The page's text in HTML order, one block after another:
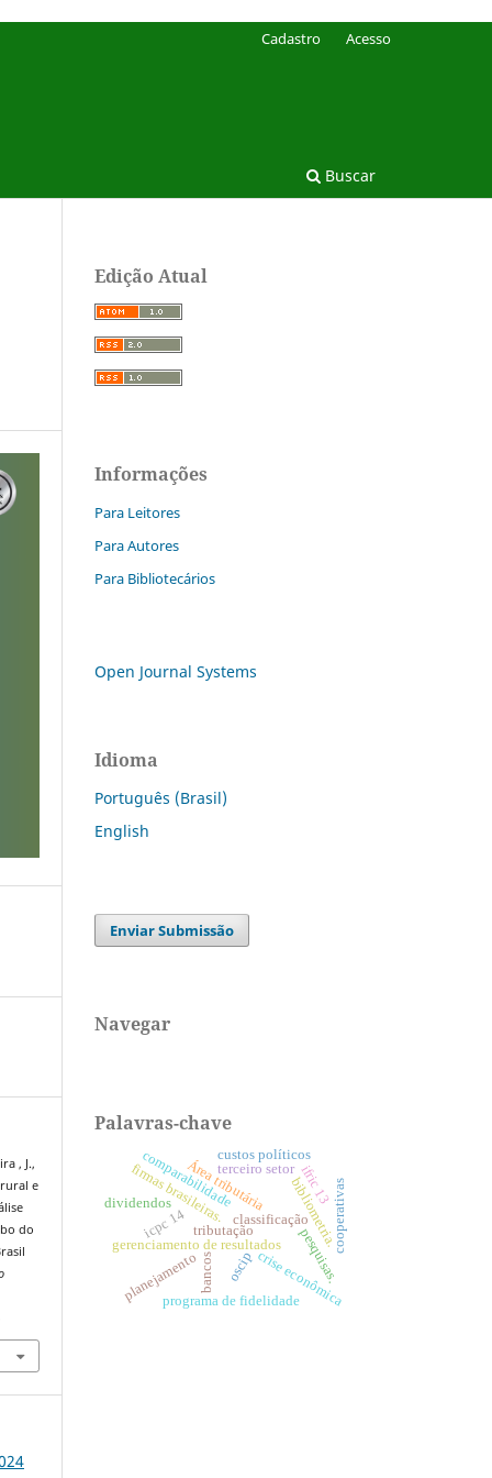
Buscar
Cadastro Acesso
, J.,
e
do
Edição Atual
Informações
Para Leitores
Para Autores
Para Bibliotecários
Open Journal Systems
Idioma
Português (Brasil)
English
Enviar Submissão
Navegar
Palavras-chave
classificação
Área tributária
tributação
gerenciamento de resultados
firmas brasileiras. bibliometria.
bancos crise econômica
pesquisas.
terceiro setor
oscip
custos políticos
ifric 13
programa de fidelidade
comparabilidade
planejamento
icpc 14 cooperativas
dividendos